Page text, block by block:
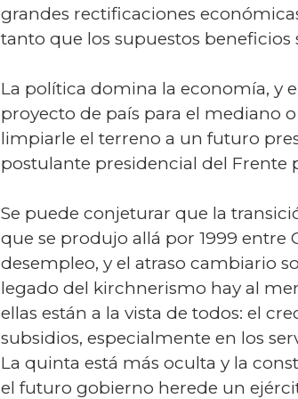
grandes rectificaciones
tanto que los supuestos
La política domina la economía, y
proyecto de país para el mediano
limpiarle el terreno a un futuro
postulante presidencial del Frente
Se puede conjeturar que la
que se produjo allá por 1999 entre
desempleo, y el atraso cambiario
legado del kirchnerismo hay al
ellas están a la vista de todos: el
subsidios, especialmente en los
La quinta está más oculta y la
el futuro gobierno herede un